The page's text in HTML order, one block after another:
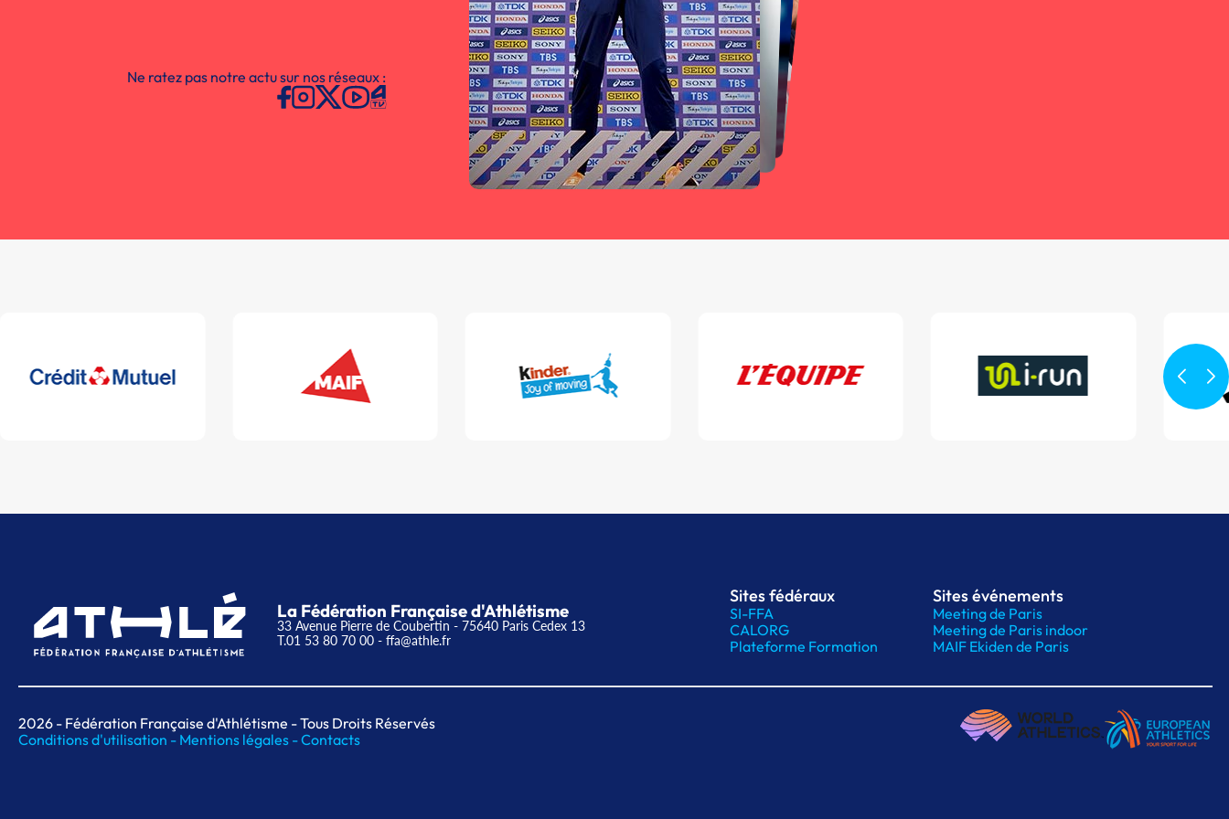
Ne ratez pas notre actu sur nos réseaux :
La Fédération Française d'Athlétisme
33 Avenue Pierre de Coubertin - 75640 Paris Cedex 13
T.01 53 80 70 00 - ffa@athle.fr
Sites fédéraux
SI-FFA
CALORG
Plateforme Formation
Sites événements
Meeting de Paris
Meeting de Paris indoor
MAIF Ekiden de Paris
2026 - Fédération Française d'Athlétisme - Tous Droits Réservés
Conditions d'utilisation - Mentions légales -Contacts